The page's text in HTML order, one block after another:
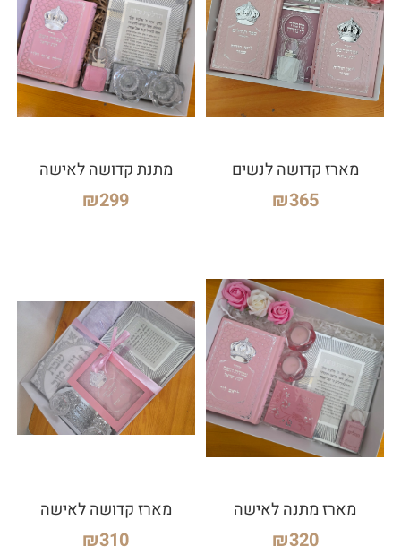
מארז קדושה לנשים
₪365
מתנת קדושה לאישה
₪299
מארז מתנה לאישה
₪320
מארז קדושה לאישה
₪310